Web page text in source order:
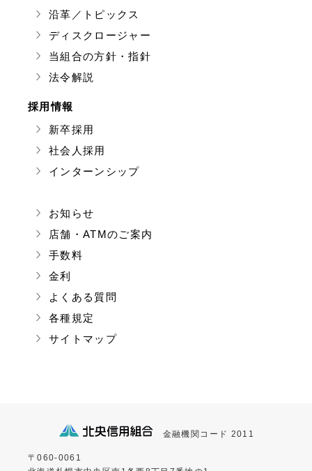
沿革／トピックス
ディスクロージャー
当組合の方針・指針
法令解説
採用情報
新卒採用
社会人採用
インターンシップ
お知らせ
店舗・ATMのご案内
手数料
金利
よくある質問
各種規定
サイトマップ
金融機関コード 2011
〒060-0061